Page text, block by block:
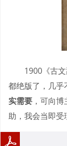
1900《古
都绝版了，几乎
实需要 ，可向
助，我会当即受